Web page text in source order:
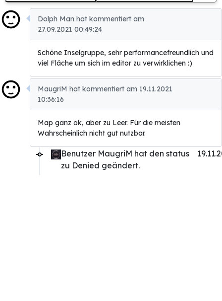
Dolph Man hat kommentiert am
27.09.2021 00:49:24
Schöne Inselgruppe, sehr performancefreundlich und
viel Fläche um sich im editor zu verwirklichen :)
MaugriM hat kommentiert am 19.11.2021
10:36:16
Map ganz ok, aber zu Leer. Für die meisten
Wahrscheinlich nicht gut nutzbar.
Benutzer MaugriM hat den status
zu Denied geändert.